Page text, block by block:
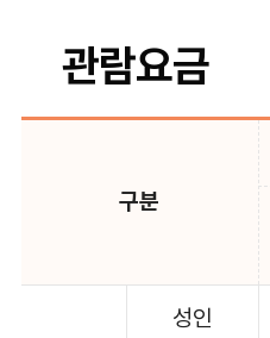
관람요금
구분
성인